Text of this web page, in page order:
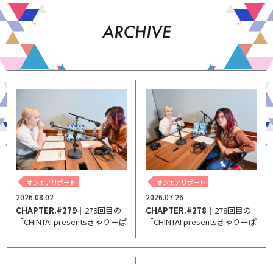
オンエアリポート
2026.08.02
CHAPTER.#279 ｜279回目の
「CHINTAI presentsきゃりーぱ
Your Heart～」。
オンエアリポート
2026.07.26
CHAPTER.#278 ｜278回目の
「CHINTAI presentsきゃりーぱ
Your Heart～」。